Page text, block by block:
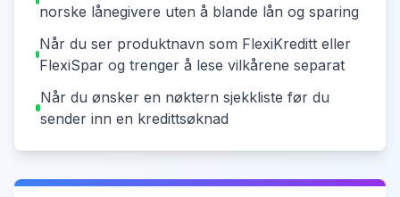
norske lånegivere uten å blande lån og sparing
Når du ser produktnavn som FlexiKreditt eller
FlexiSpar og trenger å lese vilkårene separat
Når du ønsker en nøktern sjekkliste før du
sender inn en kredittsøknad